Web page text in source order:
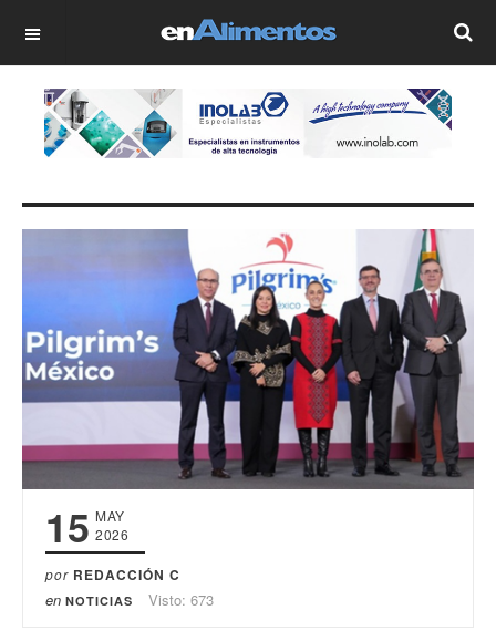
OFF CANVAS
15 MAY
2026
por REDACCIÓN C
en NOTICIAS Visto: 673